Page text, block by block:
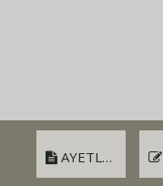
AYETLER